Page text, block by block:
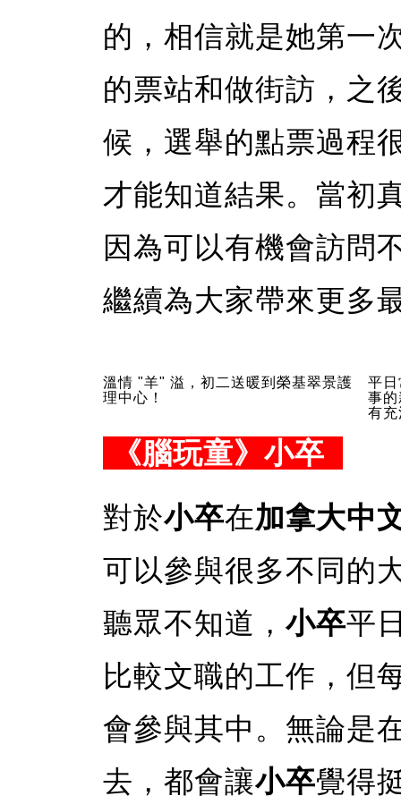
的，相信就是她第一
的票站和做街訪，之
候，選舉的點票過程
才能知道結果。當初
因為可以有機會訪問
繼續為大家帶來更多
溫情 "羊" 溢，初二送暖到榮基翠景護
理中心！
平
事
有
《腦玩童》小卒
對於小卒在加拿大中
可以參與很多不同的
聽眾不知道， 小卒平
比較文職的工作，但
會參與其中。無論是
去，都會讓小卒覺得